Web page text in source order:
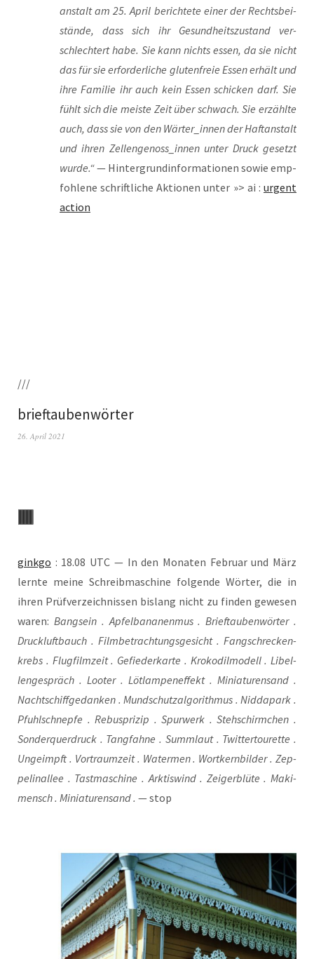
an­stalt am 25. April berich­te­te einer der Rechts­bei­
stän­de, dass sich ihr Gesund­heits­zu­stand ver­
schlech­tert habe. Sie kann nichts essen, da sie nicht
das für sie erfor­der­li­che glu­ten­freie Essen erhält und
ihre Fami­lie ihr auch kein Essen schi­cken darf. Sie
fühlt sich die meis­te Zeit über schwach. Sie erzähl­te
auch, dass sie von den Wärter_innen der Haft­an­stalt
und ihren Zellengenoss_innen unter Druck gesetzt
wur­de.“— Hin­ter­grund­in­for­ma­tio­nen sowie emp­
foh­le­ne schrift­li­che Aktio­nen unter »> ai : urgent
action
///
brieftaubenwörter
26. April 2021
gink­go : 18.08 UTC — In den Mona­ten Febru­ar und März
lern­te mei­ne Schreib­ma­schi­ne fol­gen­de Wör­ter, die in
ihren Prüf­ver­zeich­nis­sen bis­lang nicht zu fin­den gewe­sen
waren: Bang­sein . Apfel­ba­na­nen­mus . Brief­tau­ben­wör­ter .
Druck­luft­bauch . Film­be­trach­tungs­ge­sicht . Fang­schre­cken­
krebs . Flug­film­zeit . Gefie­der­kar­te . Kro­ko­dil­mo­dell . Libel­
len­ge­spräch . Loo­ter . Löt­lam­pen­ef­fekt . Minia­tu­ren­sand .
Nacht­schiff­ge­dan­ken . Mund­schutz­al­go­rith­mus . Nid­da­park .
Pfuhl­schnep­fe . Rebuspri­zip . Spur­werk . Steh­schirm­chen .
Son­der­quer­druck . Tang­fah­ne . Summ­laut . Twit­ter­tour­et­te .
Unge­impft . Vor­traum­zeit . Water­men . Wort­kern­bil­der . Zep­
pe­lin­al­lee . Tast­ma­schi­ne . Ark­tis­wind . Zei­ger­blü­te . Maki­
mensch . Minia­tu­ren­sand . — stop